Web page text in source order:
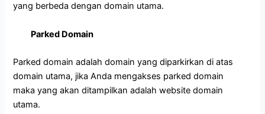
yang berbeda dengan domain utama.
Parked Domain
Parked domain adalah domain yang diparkirkan di atas
domain utama, jika Anda mengakses parked domain
maka yang akan ditampilkan adalah website domain
utama.